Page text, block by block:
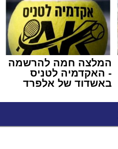
המלצה חמה להרשמה
- האקדמיה לטניס
באשדוד של אלפרד